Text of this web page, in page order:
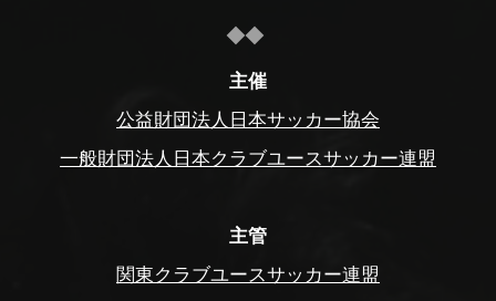
主催
公益財団法人日本サッカー協会
一般財団法人日本クラブユースサッカー連盟
主管
関東クラブユースサッカー連盟